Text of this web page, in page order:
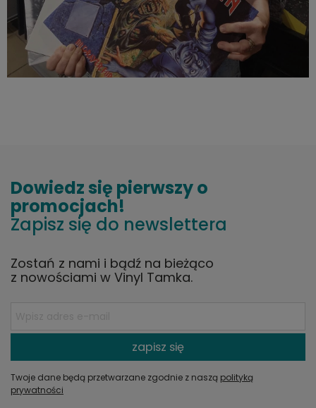
Dowiedz się pierwszy o
promocjach!
Zapisz się do newslettera
Zostań z nami i bądź na bieżąco
z nowościami w Vinyl Tamka.
zapisz się
Twoje dane będą przetwarzane zgodnie z naszą polityką
prywatności